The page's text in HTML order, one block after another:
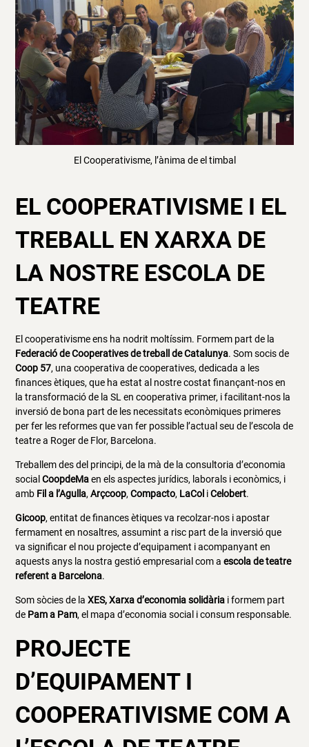
El Cooperativisme, l’ànima de el timbal
EL COOPERATIVISME I EL
TREBALL EN XARXA DE
LA NOSTRE ESCOLA DE
TEATRE
El cooperativisme ens ha nodrit moltíssim. Formem part de la
Federació de Cooperatives de treball de Catalunya. Som socis de
Coop 57, una cooperativa de cooperatives, dedicada a les
finances ètiques, que ha estat al nostre costat finançant-nos en
la transformació de la SL en cooperativa primer, i facilitant-nos la
inversió de bona part de les necessitats econòmiques primeres
per fer les reformes que van fer possible l’actual seu de l’escola de
teatre a Roger de Flor, Barcelona.
Treballem des del principi, de la mà de la consultoria d’economia
socialCoopdeMaen els aspectes jurídics, laborals i econòmics, i
amb Fil a l’Agulla,Arçcoop,Compacto, LaCol iCelobert.
Gicoop, entitat de finances ètiques va recolzar-nos i apostar
fermament en nosaltres, assumint a risc part de la inversió que
va significar el nou projecte d’equipament i acompanyant en
aquests anys la nostra gestió empresarial com a escola de teatre
referent a Barcelona.
Som sòcies de laXES, Xarxa d’economia solidària i formem part
de Pam a Pam, el mapa d’economia social i consum responsable.
PROJECTE
D’EQUIPAMENT I
COOPERATIVISME COM A